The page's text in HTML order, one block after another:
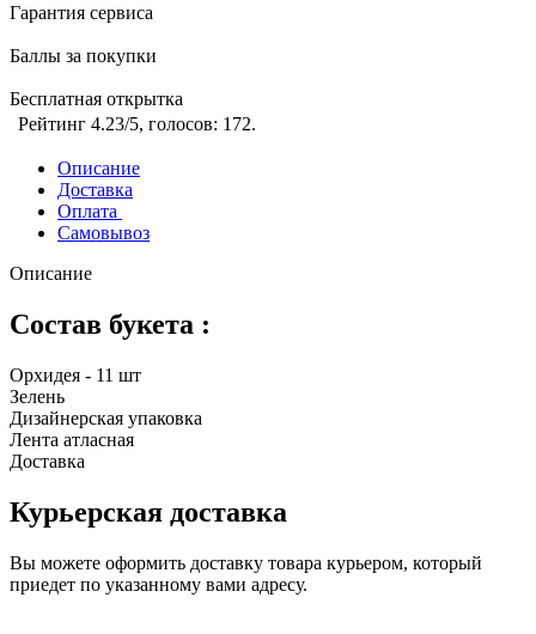
Гарантия сервиса
Баллы за покупки
Бесплатная открытка
Рейтинг 4.23/5, голосов: 172.
Описание
Доставка
Оплата
Самовывоз
Описание
Состав букета :
Орхидея - 11 шт
Зелень
Дизайнерская упаковка
Лента атласная
Доставка
Курьерская доставка
Вы можете оформить доставку товара курьером, который
приедет по указанному вами адресу.